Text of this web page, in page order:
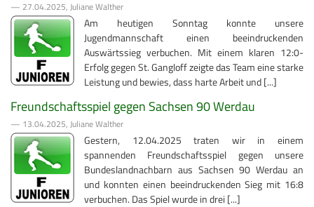
— 27.04.2025, Juliane Walther
Am heutigen Sonntag konnte unsere
Jugendmannschaft einen beeindruckenden
Auswärtssieg verbuchen. Mit einem klaren 12:0-
Erfolg gegen St. Gangloff zeigte das Team eine starke
Leistung und bewies, dass harte Arbeit und [...]
Freundschaftsspiel gegen Sachsen 90 Werdau
— 13.04.2025, Juliane Walther
Gestern, 12.04.2025 traten wir in einem
spannenden Freundschaftsspiel gegen unsere
Bundeslandnachbarn aus Sachsen 90 Werdau an
und konnten einen beeindruckenden Sieg mit 16:8
verbuchen. Das Spiel wurde in drei [...]